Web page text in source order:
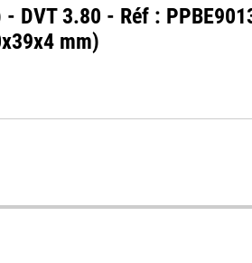
DVT 3.80 - Réf :
mm)